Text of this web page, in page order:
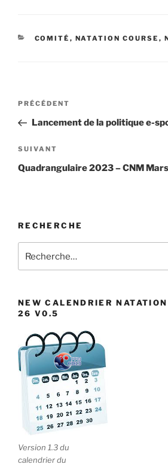
CATÉGORIES
COMITÉ , NATATION COURSE ,
Navigation
l’article
Article
précédent
PRÉCÉDENT
Lancement de la politique e-
Article
suivant
SUIVANT
Quadrangulaire 2023 – CNM
RECHERCHE
pour
NEW CALENDRIER
26 V0.5
Version 1.3 du
calendrier du